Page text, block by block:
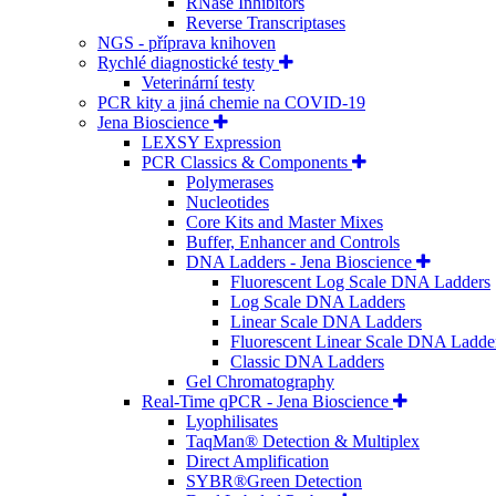
Reverse Transcriptases
NGS - příprava knihoven
Rychlé diagnostické testy
Veterinární testy
PCR kity a jiná chemie na COVID-19
Jena Bioscience
LEXSY Expression
PCR Classics & Components
Polymerases
Nucleotides
Core Kits and Master Mixes
Buffer, Enhancer and Controls
DNA Ladders - Jena Bioscience
Fluorescent Log Scale DNA Ladders
Log Scale DNA Ladders
Linear Scale DNA Ladders
Fluorescent Linear Scale DNA
Classic DNA Ladders
Gel Chromatography
Real-Time qPCR - Jena Bioscience
Lyophilisates
TaqMan® Detection & Multiplex
Direct Amplification
SYBR®Green Detection